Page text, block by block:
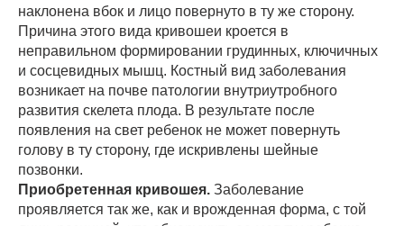
наклонена вбок и лицо повернуто в ту же сторону.
Причина этого вида кривошеи кроется в
неправильном формировании грудинных, ключичных
и сосцевидных мышц. Костный вид заболевания
возникает на почве патологии внутриутробного
развития скелета плода. В результате после
появления на свет ребенок не может повернуть
голову в ту сторону, где искривлены шейные
позвонки.
Приобретенная кривошея. Заболевание
проявляется так же, как и врожденная форма, с той